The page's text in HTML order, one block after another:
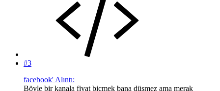
#3
facebook' Alıntı:
Böyle bir kanala fiyat biçmek bana düşmez ama merak